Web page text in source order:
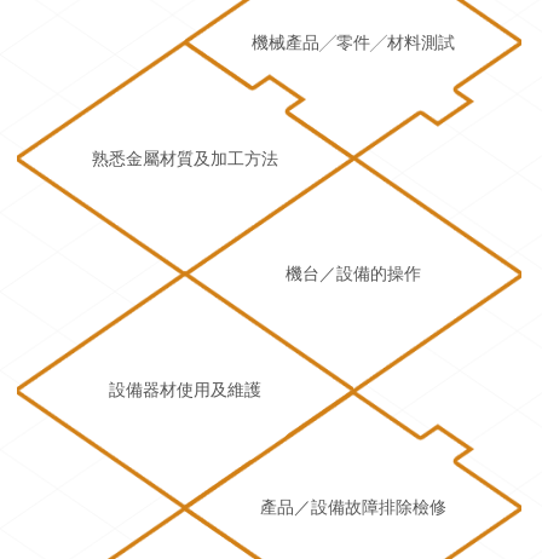
機械產品╱零件╱材料測試
熟悉金屬材質及加工方法
機台／設備的操作
設備器材使用及維護
產品／設備故障排除檢修